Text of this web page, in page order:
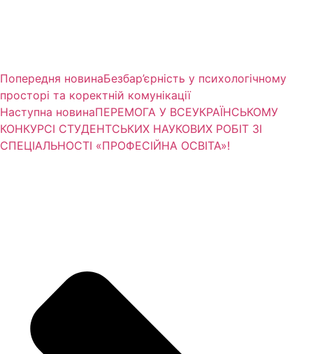
Попередня новинаБезбар’єрність у психологічному
просторі та коректній комунікації
Наступна новинаПЕРЕМОГА У ВСЕУКРАЇНСЬКОМУ
КОНКУРСІ СТУДЕНТСЬКИХ НАУКОВИХ РОБІТ ЗІ
СПЕЦІАЛЬНОСТІ «ПРОФЕСІЙНА ОСВІТА»!